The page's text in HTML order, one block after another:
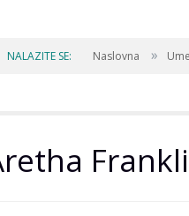
NALAZITE SE: Naslovna »